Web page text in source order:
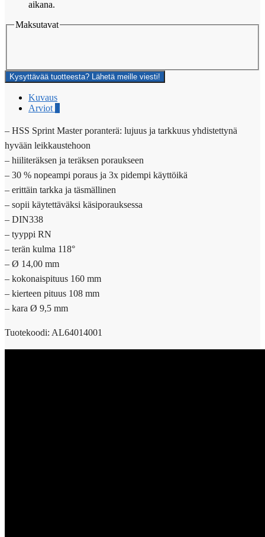
aikana.
Maksutavat
Kysyttävää tuotteesta? Lähetä meille viesti!
Kuvaus
Arviot 0
– HSS Sprint Master poranterä: lujuus ja tarkkuus yhdistettynä
hyvään leikkaustehoon
– hiiliteräksen ja teräksen poraukseen
– 30 % nopeampi poraus ja 3x pidempi käyttöikä
– erittäin tarkka ja täsmällinen
– sopii käytettäväksi käsiporauksessa
– DIN338
– tyyppi RN
– terän kulma 118°
– Ø 14,00 mm
– kokonaispituus 160 mm
– kierteen pituus 108 mm
– kara Ø 9,5 mm
Tuotekoodi: AL64014001